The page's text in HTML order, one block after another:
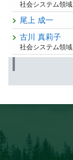
社会システム領域
尾上 成一
古川 真莉子
社会システム領域